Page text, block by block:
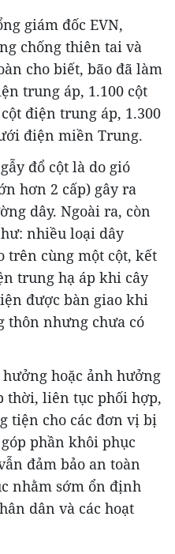
giám đốc EVN,
chống thiên tai và
cho biết, bão đã làm
trung áp, 1.100 cột
điện trung áp, 1.300
điện miền Trung.
đổ cột là do gió
hơn 2 cấp) gây ra
dây. Ngoài ra, còn
nhiều loại dây
trên cùng một cột, kết
trung hạ áp khi cây
được bàn giao khi
nhưng chưa có
hoặc ảnh hưởng
thời, liên tục phối hợp,
tiện cho các đơn vị bị
phần khôi phục
đảm bảo an toàn
nhằm sớm ổn định
dân và các hoạt